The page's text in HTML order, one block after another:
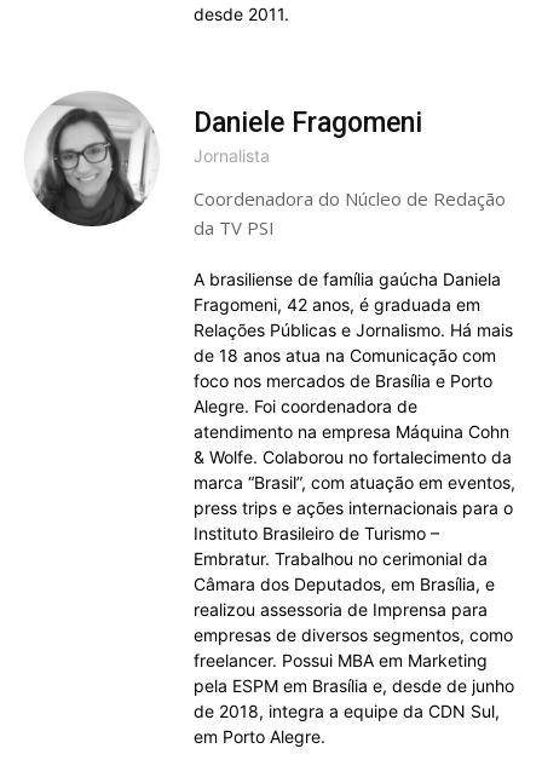
desde 2011.
Daniele Fragomeni
Jornalista
Coordenadora do Núcleo de Redação
da TV PSI
A brasiliense de família gaúcha Daniela
Fragomeni, 42 anos, é graduada em
Relações Públicas e Jornalismo. Há mais
de 18 anos atua na Comunicação com
foco nos mercados de Brasília e Porto
Alegre. Foi coordenadora de
atendimento na empresa Máquina Cohn
& Wolfe. Colaborou no fortalecimento da
marca “Brasil”, com atuação em eventos,
press trips e ações internacionais para o
Instituto Brasileiro de Turismo –
Embratur. Trabalhou no cerimonial da
Câmara dos Deputados, em Brasília, e
realizou assessoria de Imprensa para
empresas de diversos segmentos, como
freelancer. Possui MBA em Marketing
pela ESPM em Brasília e, desde de junho
de 2018, integra a equipe da CDN Sul,
em Porto Alegre.